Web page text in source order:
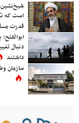
است که
قدرت
دنبال
داشتند
سازمان